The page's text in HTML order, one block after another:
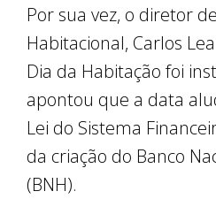
Por sua vez, o diretor
Habitacional, Carlos
Dia da Habitação foi
apontou que a data
Lei do Sistema
da criação do Banco
(BNH).